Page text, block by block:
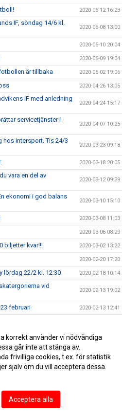
2020-06-12 16:23
IF, söndag 14/6 kl.
2020-06-08 13:00
2020-05-10 20:04
2020-05-09 19:04
är tillbaka 2020-05-02 19:06
2020-04-26 13:05
IF med anledning
2020-04-24 15:17
servicetjänster i
2020-04-07 10:25
hos intersport. Tis 24/3
2020-03-23 09:18
2020-03-18 20:05
vara en del av
2020-03-12 09:39
ekonomi i god balans
2020-03-10 15:10
2020-03-08 11:03
2020-03-06 08:29
biljetter kvar!!! 2020-03-02 13:22
2020-02-20 17:20
lördag 22/2 kl. 12:30 2020-02-18 10:14
vid
2020-02-13 19:02
februari 2020-02-13 12:41
nu tillgängliga. 2020-02-12 11:03
IF – Framsteget. 2020-02-04 11:20
hårda arbete! 2020-01-31 14:22
din biljett på SIF-
korrekt använder vi nödvändiga
går inte att stänga av.
frivilliga cookies, t.ex. för statistik
själv om du vill acceptera dessa.
Acceptera alla